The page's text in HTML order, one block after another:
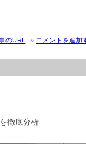
のURL コメントを追加
徹底分析